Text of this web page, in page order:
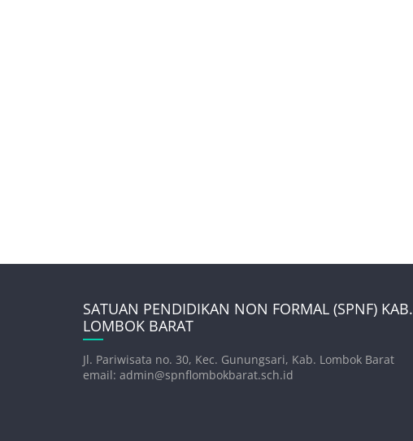
SATUAN PENDIDIKAN NON FORMAL (SPNF) KAB.
LOMBOK BARAT
Jl. Pariwisata no. 30, Kec. Gunungsari, Kab. Lombok Barat
email: admin@spnflombokbarat.sch.id